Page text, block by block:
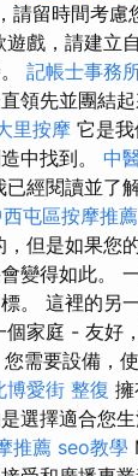
請留時間考慮
戲，請建立
記帳士事務
領先並團結起
里按摩 它是
中找到。 中
已經閱讀並了
屯區按摩推薦
但是如果您
變得如此。
。 這裡的另
家庭 - 友好
需要設備，
博愛街 整復
選擇適合您
推薦 seo教學